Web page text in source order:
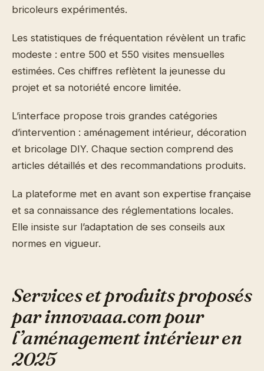
bricoleurs expérimentés.
Les statistiques de fréquentation révèlent un trafic
modeste : entre 500 et 550 visites mensuelles
estimées. Ces chiffres reflètent la jeunesse du
projet et sa notoriété encore limitée.
L’interface propose trois grandes catégories
d’intervention : aménagement intérieur, décoration
et bricolage DIY. Chaque section comprend des
articles détaillés et des recommandations produits.
La plateforme met en avant son expertise française
et sa connaissance des réglementations locales.
Elle insiste sur l’adaptation de ses conseils aux
normes en vigueur.
Services et produits proposés
par innovaaa.com pour
l’aménagement intérieur en
2025